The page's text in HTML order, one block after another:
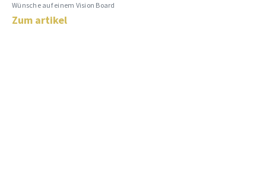
Wünsche auf einem Vision Board
Zum artikel